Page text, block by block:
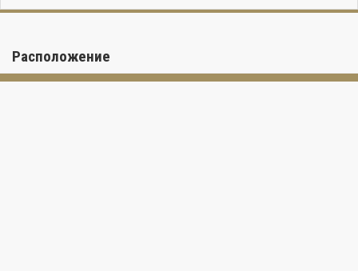
Расположение